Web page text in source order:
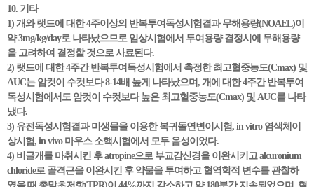
10. 기타
1) 개와 랫드에 대한 4주이상의 반복투여독성시험결과 무해용량(NOAEL)이
약 3mg/kg/day로 나타났으므로 임상시험에서 투여용량 결정시에 무해용량
을 고려하여 결정할 것으로 사료된다.
2) 랫드에 대한 4주간 반복투여독성시험에서 측정한 최고혈중농도(Cmax) 및
AUC는 암컷이 수컷보다 8-14배 높게 나타났으며, 개에 대한 4주간 반복투여
독성시험에서도 암컷이 수컷보다 높은 최고혈중농도(Cmax) 및 AUC를 나타
냈다.
3) 유전독성시험결과 미생물을 이용한 복귀돌연변이시험, in vitro 염색체이
상시험, in vivo 마우스 소핵시험에서 모두 음성이었다.
4) 비글개를 마취시킨 후 atropine으로 부교감신경을 이완시키고 alcuronium
chloride로 골격근을 이완시킨 후 약물을 투여하고 혈역학적 변수를 관찰하